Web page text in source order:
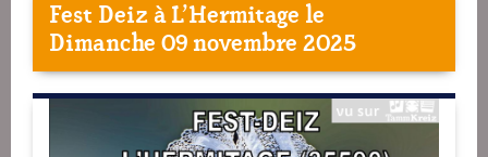
Fest Deiz àL'Hermitage le
Dimanche 09 novembre 2025